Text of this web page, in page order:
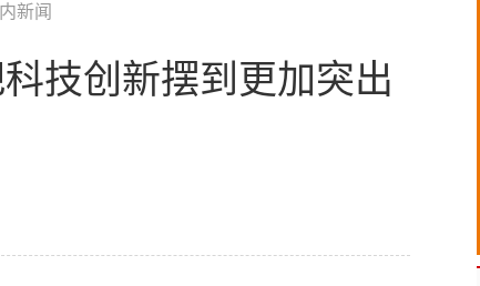
新闻
技创新摆到更加突出